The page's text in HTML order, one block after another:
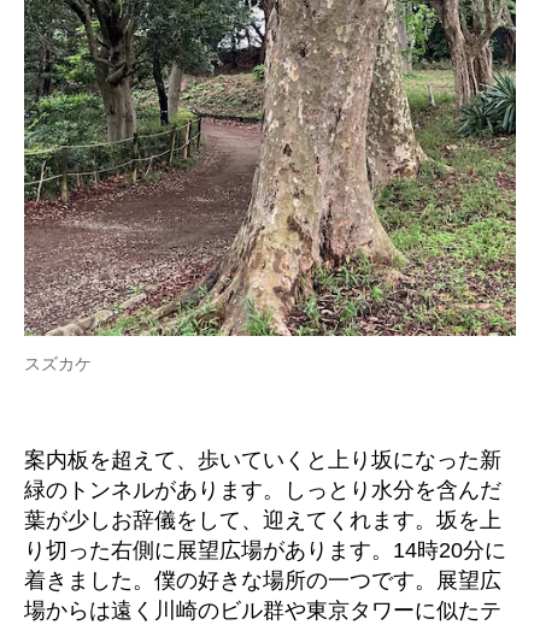
スズカケ
案内板を超えて、歩いていくと上り坂になった新
緑のトンネルがあります。しっとり水分を含んだ
葉が少しお辞儀をして、迎えてくれます。坂を上
り切った右側に展望広場があります。14時20分に
着きました。僕の好きな場所の一つです。展望広
場からは遠く川崎のビル群や東京タワーに似たテ